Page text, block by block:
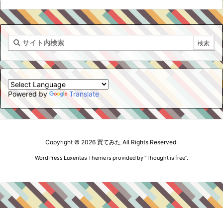
Powered by Translate
Copyright © 2026 買てみた All Rights Reserved.
WordPress Luxeritas Theme is provided by "Thought is free".